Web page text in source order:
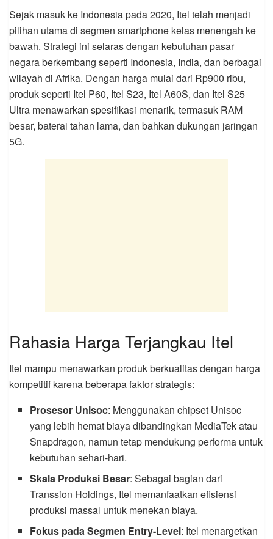
Sejak masuk ke Indonesia pada 2020, Itel telah menjadi
pilihan utama di segmen smartphone kelas menengah ke
bawah. Strategi ini selaras dengan kebutuhan pasar
negara berkembang seperti Indonesia, India, dan berbagai
wilayah di Afrika. Dengan harga mulai dari Rp900 ribu,
produk seperti Itel P60, Itel S23, Itel A60S, dan Itel S25
Ultra menawarkan spesifikasi menarik, termasuk RAM
besar, baterai tahan lama, dan bahkan dukungan jaringan
5G.
Rahasia Harga Terjangkau Itel
Itel mampu menawarkan produk berkualitas dengan harga
kompetitif karena beberapa faktor strategis:
Prosesor Unisoc: Menggunakan chipset Unisoc
yang lebih hemat biaya dibandingkan MediaTek atau
Snapdragon, namun tetap mendukung performa untuk
kebutuhan sehari-hari.
Skala Produksi Besar: Sebagai bagian dari
Transsion Holdings, Itel memanfaatkan efisiensi
produksi massal untuk menekan biaya.
Fokus pada Segmen Entry-Level: Itel menargetkan